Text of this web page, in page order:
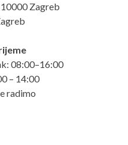
10000 Zagreb
08:00–16:00
– 14:00
radimo